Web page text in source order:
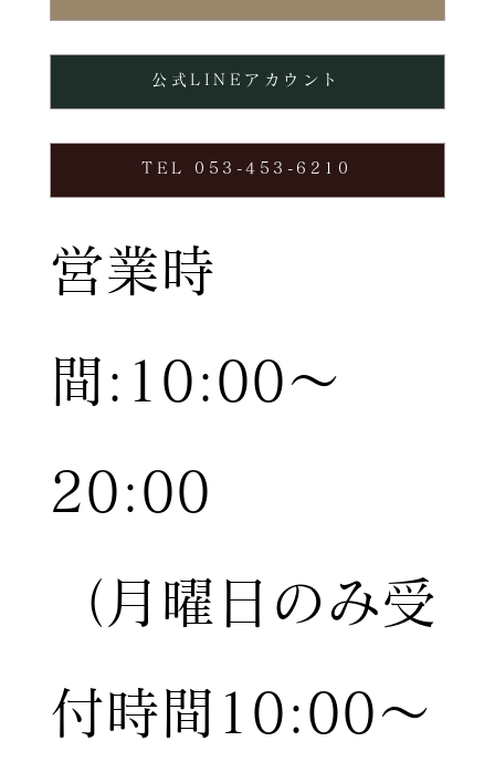
TEL 053-453-6210
公式LINEアカウント
営業時
間:10:00〜
20:00
（月曜日のみ受
付時間10:00〜